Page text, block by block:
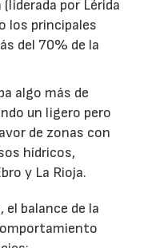
por Lérida
los principales
del 70% de la
algo más de
un ligero pero
de zonas con
hídricos,
y La Rioja.
balance de la